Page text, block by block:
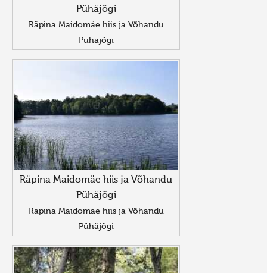
Pühäjõgi
Räpina Maidomäe hiis ja Võhandu
Pühäjõgi
Räpina Maidomäe hiis ja Võhandu
Pühäjõgi
Räpina Maidomäe hiis ja Võhandu
Pühäjõgi